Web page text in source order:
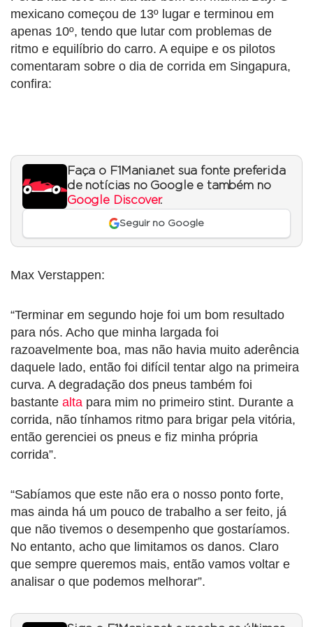
mexicano começou de 13º lugar e terminou em
apenas 10º, tendo que lutar com problemas de
ritmo e equilíbrio do carro. A equipe e os pilotos
comentaram sobre o dia de corrida em Singapura,
confira:
Faça o F1Mania.net sua fonte preferida
de notícias no Google e também no
Google Discover.
Seguir no Google
Max Verstappen:
“Terminar em segundo hoje foi um bom resultado
para nós. Acho que minha largada foi
razoavelmente boa, mas não havia muito aderência
daquele lado, então foi difícil tentar algo na primeira
curva. A degradação dos pneus também foi
bastante alta para mim no primeiro stint. Durante a
corrida, não tínhamos ritmo para brigar pela vitória,
então gerenciei os pneus e fiz minha própria
corrida”.
“Sabíamos que este não era o nosso ponto forte,
mas ainda há um pouco de trabalho a ser feito, já
que não tivemos o desempenho que gostaríamos.
No entanto, acho que limitamos os danos. Claro
que sempre queremos mais, então vamos voltar e
analisar o que podemos melhorar”.